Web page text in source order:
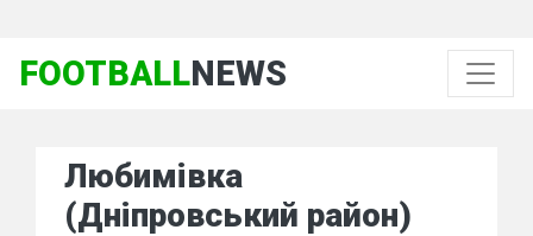
FOOTBALLNEWS
Любимівка
(Дніпровський район)